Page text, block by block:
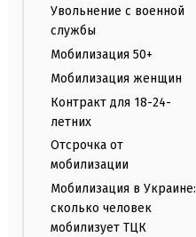
Увольнение с военной
службы
Мобилизация 50+
Мобилизация женщин
Контракт для 18-24-
летних
Отсрочка от
мобилизации
Мобилизация в Украине:
сколько человек
мобилизует ТЦК